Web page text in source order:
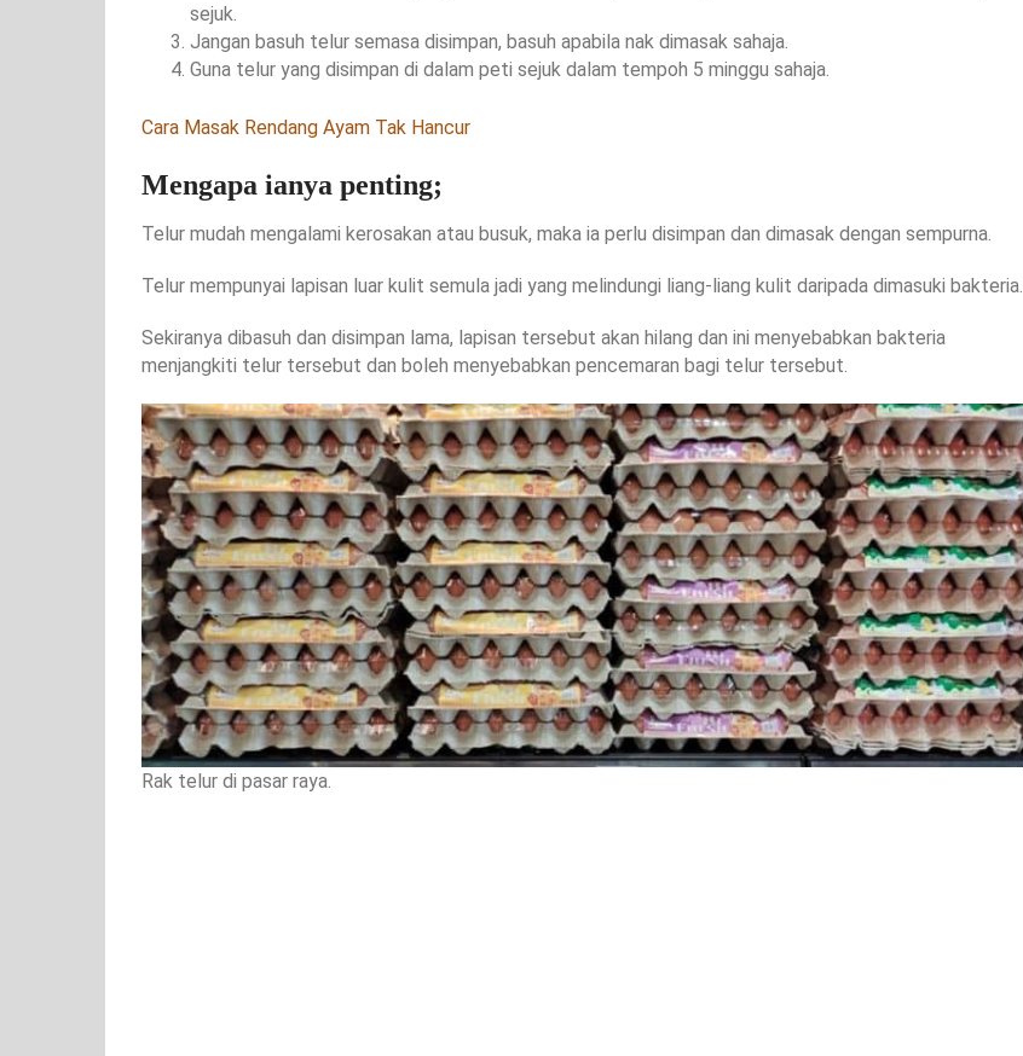
sejuk.
Jangan basuh telur semasa disimpan, basuh apabila nak dimasak sahaja.
Guna telur yang disimpan di dalam peti sejuk dalam tempoh 5 minggu sahaja.
Cara Masak Rendang Ayam Tak Hancur
Mengapa ianya penting;
Telur mudah mengalami kerosakan atau busuk, maka ia perlu disimpan dan dimasak dengan sempurna.
Telur mempunyai lapisan luar kulit semula jadi yang melindungi liang-liang kulit daripada dimasuki bakteria.
Sekiranya dibasuh dan disimpan lama, lapisan tersebut akan hilang dan ini menyebabkan bakteria
menjangkiti telur tersebut dan boleh menyebabkan pencemaran bagi telur tersebut.
Rak telur di pasar raya.